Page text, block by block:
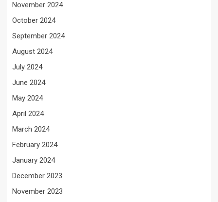
November 2024
October 2024
September 2024
August 2024
July 2024
June 2024
May 2024
April 2024
March 2024
February 2024
January 2024
December 2023
November 2023